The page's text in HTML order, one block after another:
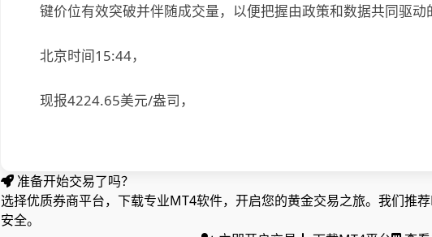
键价位有效突破并伴随成交量，以便把握由政策和数据共同驱动
北京时间15:44，
现报4224.65美元/盎司，
准备开始交易了吗？
选择优质券商平台，下载专业MT4软件，开启您的黄金交易之旅。我们推
安全。